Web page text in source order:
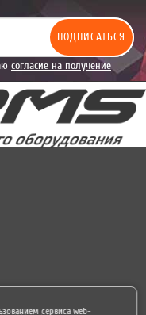
ПОДПИСАТЬСЯ
согласие на получение
сервиса web-